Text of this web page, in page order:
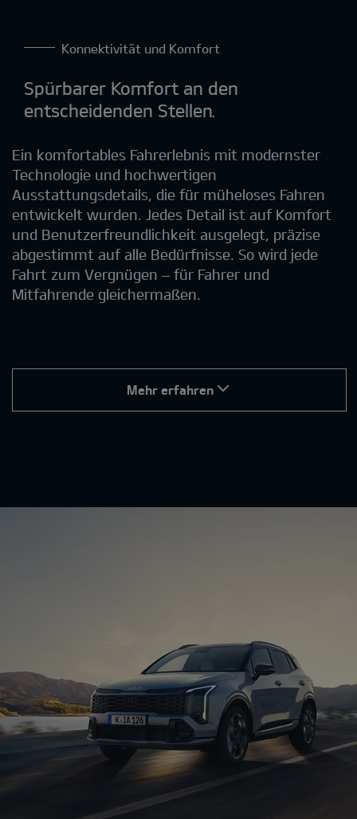
Konnektivität und Komfort
Spürbarer Komfort an den
entscheidenden Stellen.
Ein komfortables Fahrerlebnis mit modernster
Technologie und hochwertigen
Ausstattungsdetails, die für müheloses Fahren
entwickelt wurden. Jedes Detail ist auf Komfort
und Benutzerfreundlichkeit ausgelegt, präzise
abgestimmt auf alle Bedürfnisse. So wird jede
Fahrt zum Vergnügen – für Fahrer und
Mitfahrende gleichermaßen.
Mehr erfahren